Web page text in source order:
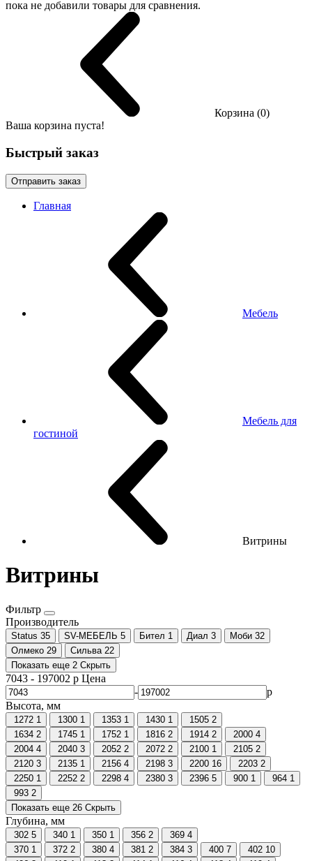
пока не добавили товары для сравнения.
Корзина (0)
Ваша корзина пуста!
Быстрый заказ
Отправить заказ
Главная
Мебель
Мебель для
гостиной
Витрины
Витрины
Фильтр
Производитель
Status 35 SV-МЕБЕЛЬ 5 Бител 1 Диал 3 Моби 32
Олмеко 29 Сильва 22
Показать еще 2 Скрыть
7043 - 197002 р Цена
-
р
Высота, мм
1272 1 1300 1 1353 1 1430 1 1505 2
1634 2 1745 1 1752 1 1816 2 1914 2 2000 4
2004 4 2040 3 2052 2 2072 2 2100 1 2105 2
2120 3 2135 1 2156 4 2198 3 2200 16 2203 2
2250 1 2252 2 2298 4 2380 3 2396 5 900 1 964 1
993 2
Показать еще 26 Скрыть
Глубина, мм
302 5 340 1 350 1 356 2 369 4
370 1 372 2 380 4 381 2 384 3 400 7 402 10